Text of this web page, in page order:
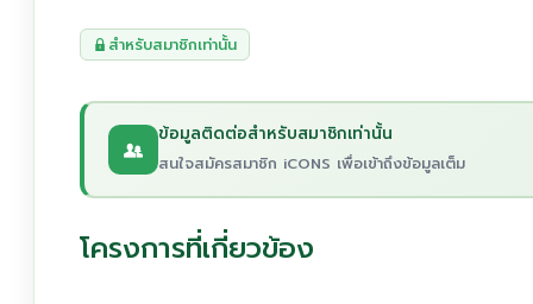
สำหรับสมาชิกเท่านั้น
ข้อมูลติดต่อสำหรับสมาชิกเท่านั้น
สนใจสมัครสมาชิก iCONS เพื่อเข้าถึงข้อมูลเต็ม
โครงการที่เกี่ยวข้อง